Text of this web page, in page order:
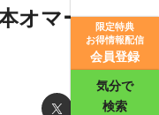
限定特典
お得情報配信
会員登録
気分で
検索
オマージュ